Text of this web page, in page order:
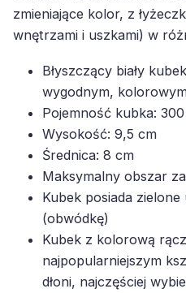
zmieniające kolor, z
wnętrzami i uszkami) w
Błyszczący biały
wygodnym,
Pojemność kubka:
Wysokość: 9,5 cm
Średnica: 8 cm
Maksymalny obszar
Kubek posiada
(obwódkę)
Kubek z kolorową
najpopularniejszym
dłoni, najczęściej